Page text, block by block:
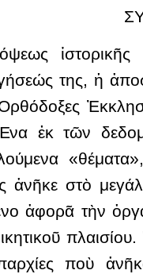
ἱστορικῆς
της, ἡ
ἐκ τῶν
ἀνῆκε στὸ
ἀφορᾶ τὴν
ποὺ